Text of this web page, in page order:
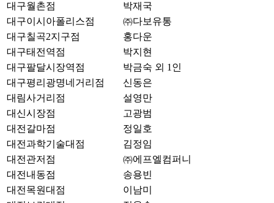
대구월촌점
박재국
대구이시아폴리스점
㈜다보유통
대구칠곡2지구점
홍다운
대구태전역점
박지현
대구팔달시장역점
박금숙 외 1인
대구평리광명네거리점
신동은
대림사거리점
설영만
대신시장점
고광범
대전갈마점
정일호
대전과학기술대점
김정임
대전관저점
㈜에프엘컴퍼니
대전내동점
송용빈
대전목원대점
이남미